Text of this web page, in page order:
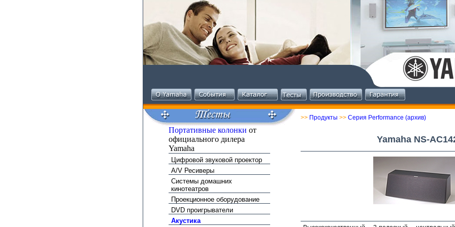
Портативные колонки от
официального дилера
Yamaha
Цифровой звуковой проектор
A/V Ресиверы
Системы домашних
кинотеатров
Проекционное оборудование
DVD проигрыватели
Акустика
>> Продукты >> Серия Performance (архив)
Yamaha NS-